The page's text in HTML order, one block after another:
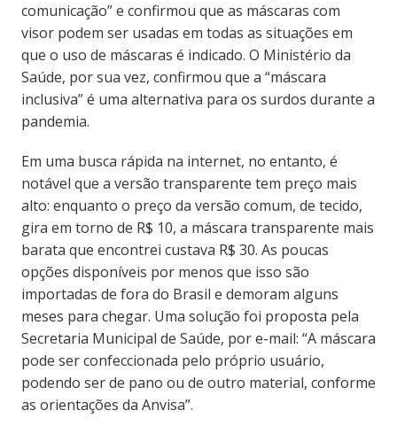
comunicação” e confirmou que as máscaras com
visor podem ser usadas em todas as situações em
que o uso de máscaras é indicado. O Ministério da
Saúde, por sua vez, confirmou que a “máscara
inclusiva” é uma alternativa para os surdos durante a
pandemia.
Em uma busca rápida na internet, no entanto, é
notável que a versão transparente tem preço mais
alto: enquanto o preço da versão comum, de tecido,
gira em torno de R$ 10, a máscara transparente mais
barata que encontrei custava R$ 30. As poucas
opções disponíveis por menos que isso são
importadas de fora do Brasil e demoram alguns
meses para chegar. Uma solução foi proposta pela
Secretaria Municipal de Saúde, por e-mail: “A máscara
pode ser confeccionada pelo próprio usuário,
podendo ser de pano ou de outro material, conforme
as orientações da Anvisa”.